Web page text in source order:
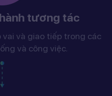
tương tác
và giao tiếp trong các
và công việc.